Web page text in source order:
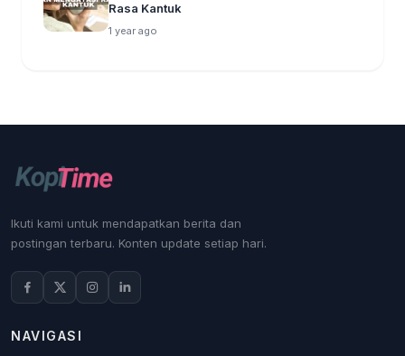
Rasa Kantuk
1 year ago
Ikuti kami untuk mendapatkan berita dan
postingan terbaru. Konten update setiap hari.
NAVIGASI